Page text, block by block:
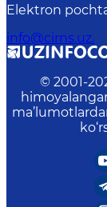
Elektron
info@cirns.uz.
© 2001-